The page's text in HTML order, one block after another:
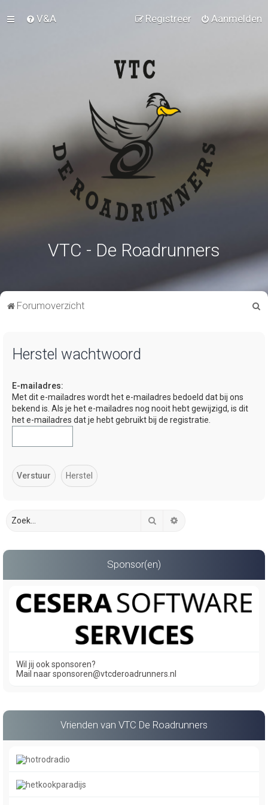
V&A Aanmelden
Registreer
VTC - De Roadrunners
Forumoverzicht
Herstel wachtwoord
E-mailadres:
Met dit e-mailadres wordt het e-mailadres bedoeld dat bij ons
bekend is. Als je het e-mailadres nog nooit hebt gewijzigd, is dit
het e-mailadres dat je hebt gebruikt bij de registratie.
Zoek
Sponsor(en)
Wil jij ook sponsoren?
Mail naar sponsoren@vtcderoadrunners.nl
Vrienden van VTC De Roadrunners